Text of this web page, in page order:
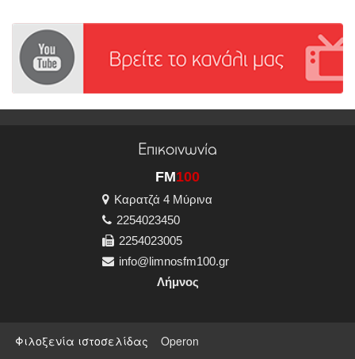
Επικοινωνία
FM100
Καρατζά 4 Μύρινα
2254023450
2254023005
info@limnosfm100.gr
Λήμνος
Φιλοξενία ιστοσελίδας Operon